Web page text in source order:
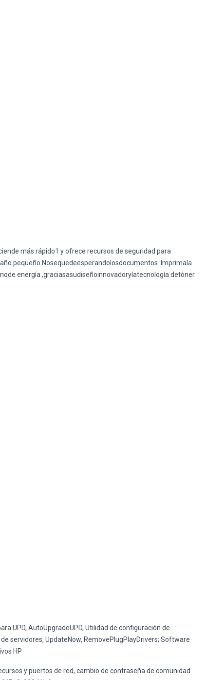
más rápido1 y ofrece recursos de seguridad para
pequeño Nosequedeesperandolosdocumentos. Imprimala
energía ,graciasasudiseñoinnovadorylatecnología detóner.
UPD, AutoUpgradeUPD, Utilidad de configuración de
servidores, UpdateNow, RemovePlugPlayDrivers; Software
HP
y puertos de red, cambio de contraseña de comunidad